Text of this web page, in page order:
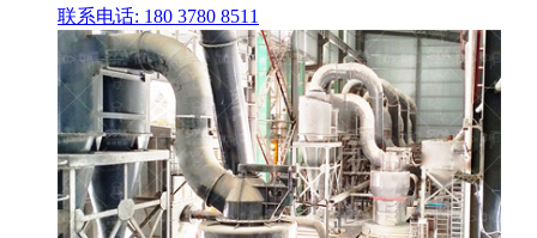
联系电话: 180 3780 8511